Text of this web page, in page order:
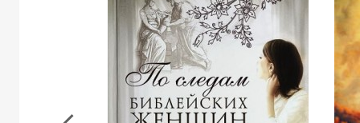
По
следам
библейских
женщин.
365
дней